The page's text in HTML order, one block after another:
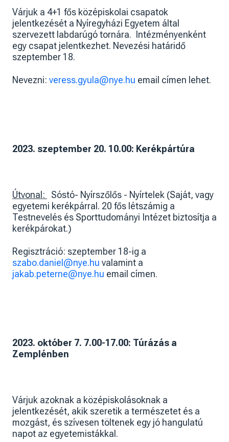
Várjuk a 4+1 fős középiskolai csapatok
jelentkezését a Nyíregyházi Egyetem által
szervezett labdarúgó tornára. Intézményenként
egy csapat jelentkezhet. Nevezési határidő
szeptember 18.
Nevezni: veress.gyula@nye.hu email címen lehet.
2023. szeptember 20. 10.00: Kerékpártúra
Útvonal:
Sóstó- Nyírszőlős - Nyírtelek (Saját, vagy
egyetemi kerékpárral. 20 fős létszámig a
Testnevelés és Sporttudományi Intézet biztosítja a
kerékpárokat.)
Regisztráció: szeptember 18-ig a
szabo.daniel@nye.hu valamint a
jakab.peterne@nye.hu email címen.
2023. október 7. 7.00-17.00: Túrázás a
Zemplénben
Várjuk azoknak a középiskolásoknak a
jelentkezését, akik szeretik a természetet és a
mozgást, és szívesen töltenek egy jó hangulatú
napot az egyetemistákkal.